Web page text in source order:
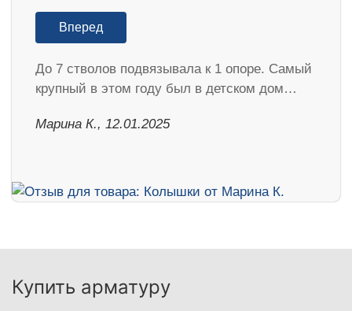
Вперед
До 7 стволов подвязывала к 1 опоре. Самый
крупный в этом году был в детском дом…
Марина К., 12.01.2025
Купить арматуру